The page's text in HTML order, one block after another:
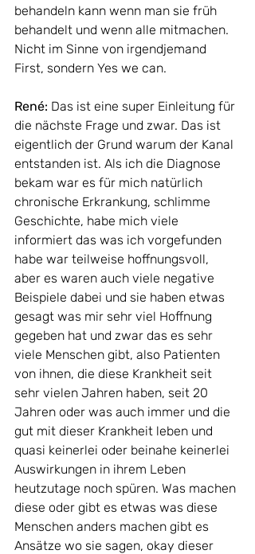
behandeln kann wenn man sie früh
behandelt und wenn alle mitmachen.
Nicht im Sinne von irgendjemand
First, sondern Yes we can.
René: Das ist eine super Einleitung für
die nächste Frage und zwar. Das ist
eigentlich der Grund warum der Kanal
entstanden ist. Als ich die Diagnose
bekam war es für mich natürlich
chronische Erkrankung, schlimme
Geschichte, habe mich viele
informiert das was ich vorgefunden
habe war teilweise hoffnungsvoll,
aber es waren auch viele negative
Beispiele dabei und sie haben etwas
gesagt was mir sehr viel Hoffnung
gegeben hat und zwar das es sehr
viele Menschen gibt, also Patienten
von ihnen, die diese Krankheit seit
sehr vielen Jahren haben, seit 20
Jahren oder was auch immer und die
gut mit dieser Krankheit leben und
quasi keinerlei oder beinahe keinerlei
Auswirkungen in ihrem Leben
heutzutage noch spüren. Was machen
diese oder gibt es etwas was diese
Menschen anders machen gibt es
Ansätze wo sie sagen, okay dieser